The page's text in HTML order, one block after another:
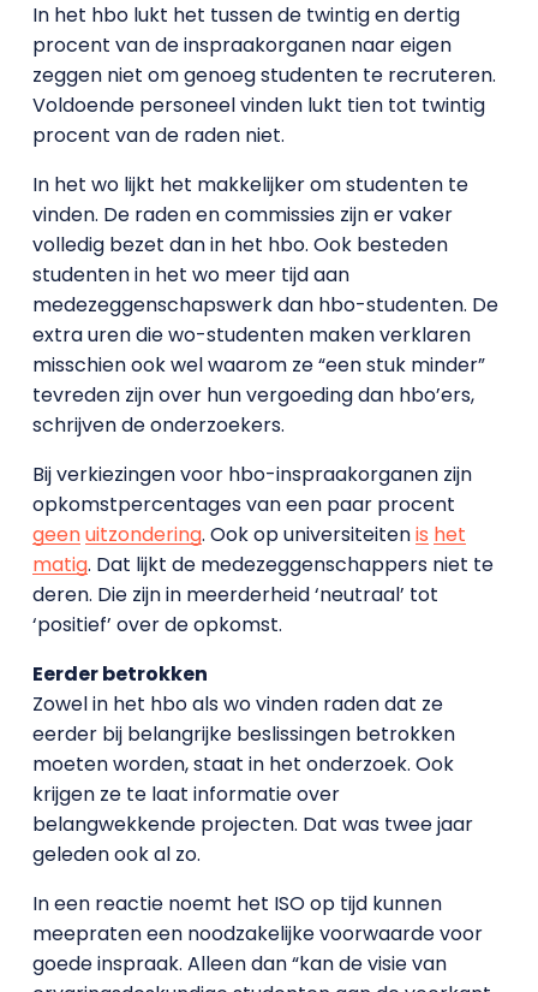
In het hbo lukt het tussen de twintig en dertig
procent van de inspraakorganen naar eigen
zeggen niet om genoeg studenten te recruteren.
Voldoende personeel vinden lukt tien tot twintig
procent van de raden niet.
In het wo lijkt het makkelijker om studenten te
vinden. De raden en commissies zijn er vaker
volledig bezet dan in het hbo. Ook besteden
studenten in het wo meer tijd aan
medezeggenschapswerk dan hbo-studenten. De
extra uren die wo-studenten maken verklaren
misschien ook wel waarom ze “een stuk minder”
tevreden zijn over hun vergoeding dan hbo’ers,
schrijven de onderzoekers.
Bij verkiezingen voor hbo-inspraakorganen zijn
opkomstpercentages van een paar procent
geenuitzondering. Ook op universiteitenis het
matig. Dat lijkt de medezeggenschappers niet te
deren. Die zijn in meerderheid ‘neutraal’ tot
‘positief’ over de opkomst.
Eerder betrokken
Zowel in het hbo als wo vinden raden dat ze
eerder bij belangrijke beslissingen betrokken
moeten worden, staat in het onderzoek. Ook
krijgen ze te laat informatie over
belangwekkende projecten. Dat was twee jaar
geleden ook al zo.
In een reactie noemt het ISO op tijd kunnen
meepraten een noodzakelijke voorwaarde voor
goede inspraak. Alleen dan “kan de visie van